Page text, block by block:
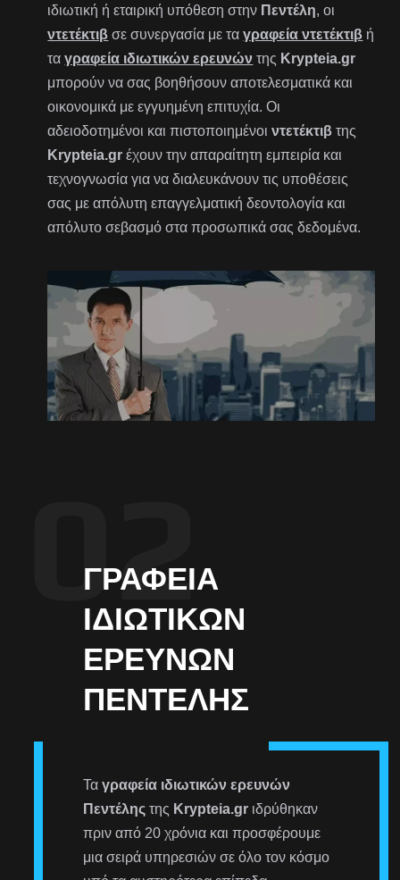
ιδιωτική ή εταιρική υπόθεση στην Πεντέλη, οι
ντετέκτιβ σε συνεργασία με ταγραφεία ντετέκτιβ ή
ταγραφεία ιδιωτικών ερευνών της Krypteia.gr
μπορούν να σας βοηθήσουν αποτελεσματικά και
οικονομικά με εγγυημένη επιτυχία. Οι
αδειοδοτημένοι και πιστοποιημένοιντετέκτιβ της
Krypteia.gr έχουν την απαραίτητη εμπειρία και
τεχνογνωσία για να διαλευκάνουν τις υποθέσεις
σας με απόλυτη επαγγελματική δεοντολογία και
απόλυτο σεβασμό στα προσωπικά σας δεδομένα.
ΓΡΑΦΕΊΑ
ΙΔΙΩΤΙΚΏΝ
ΕΡΕΥΝΏΝ
ΠΕΝΤΈΛΗΣ
Ταγραφεία ιδιωτικών ερευνών
Πεντέλης της Krypteia.gr ιδρύθηκαν
πριν από 20 χρόνια και προσφέρουμε
μια σειρά υπηρεσιών σε όλο τον κόσμο